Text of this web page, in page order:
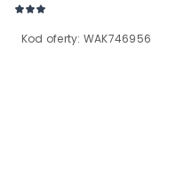
Kod oferty: WAK746956